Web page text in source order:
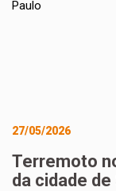
27/05/2026
Terremoto
da cidade de